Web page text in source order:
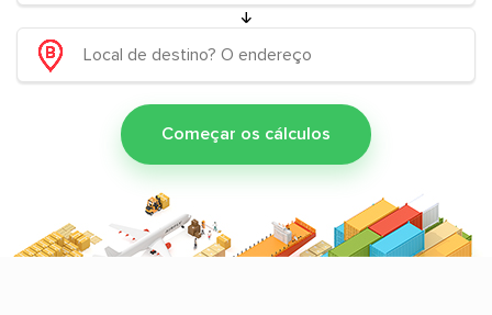
Começar os cálculos